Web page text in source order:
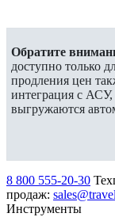
Обратите
доступно только
продления цен
интеграция с
выгружаются
8 800 555-20-30
продаж:
Инструменты